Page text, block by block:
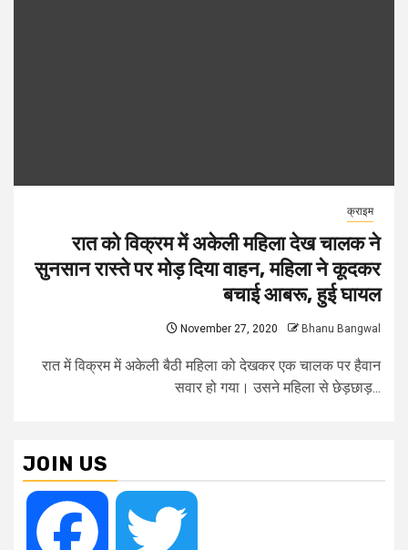
क्राइम
रात को विक्रम में अकेली महिला देख चालक ने
सुनसान रास्ते पर मोड़ दिया वाहन, महिला ने कूदकर
बचाई आबरू, हुई घायल
November 27, 2020 Bhanu Bangwal
रात में विक्रम में अकेली बैठी महिला को देखकर एक चालक पर हैवान
सवार हो गया। उसने महिला से छेड़छाड़...
JOIN US
Facebook